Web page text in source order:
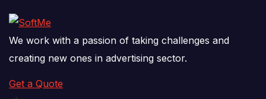
We work with a passion of taking challenges and
creating new ones in advertising sector.
Get a Quote